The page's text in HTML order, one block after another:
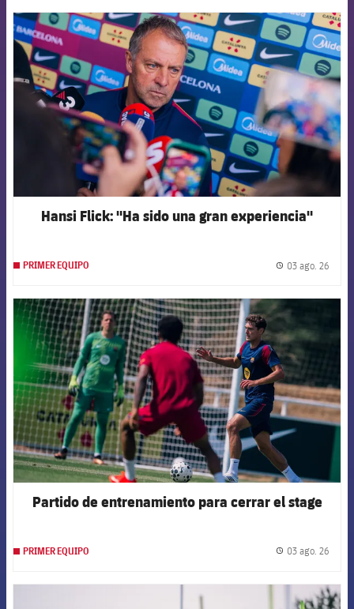
FCB Barcelona badge
Hansi Flick: "Ha sido una gran experiencia"
PRIMER EQUIPO 03 ago. 26
FCB Barcelona badge
Partido de entrenamiento para cerrar el stage
PRIMER EQUIPO 03 ago. 26